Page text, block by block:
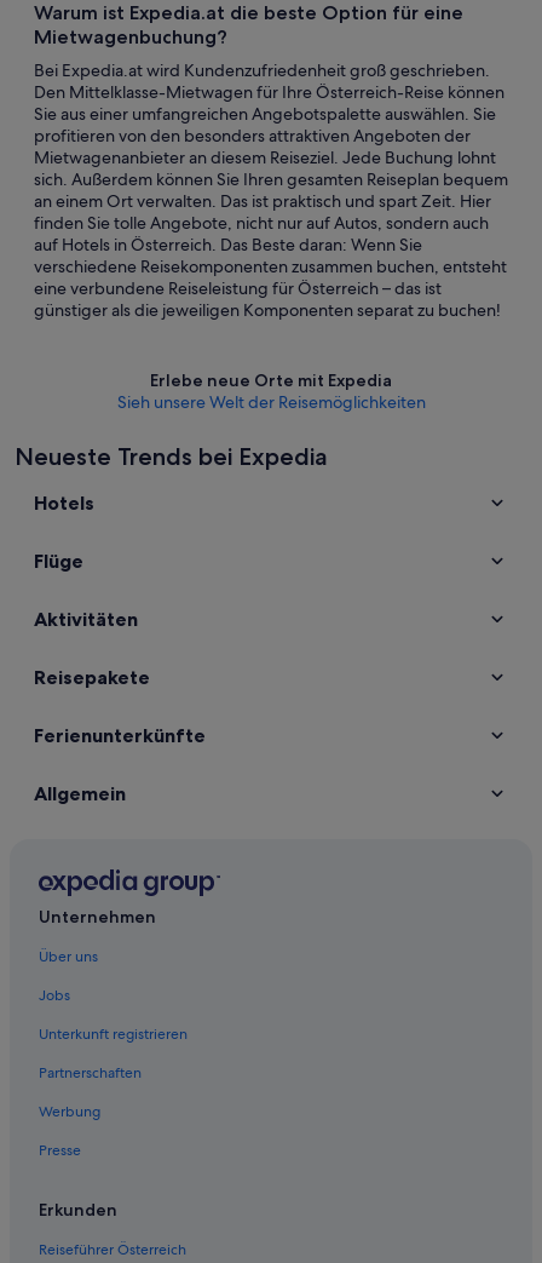
Warum ist Expedia.at die beste Option für eine
Mietwagenbuchung?
Bei Expedia.at wird Kundenzufriedenheit groß geschrieben.
Den Mittelklasse-Mietwagen für Ihre Österreich-Reise können
Sie aus einer umfangreichen Angebotspalette auswählen. Sie
profitieren von den besonders attraktiven Angeboten der
Mietwagenanbieter an diesem Reiseziel. Jede Buchung lohnt
sich. Außerdem können Sie Ihren gesamten Reiseplan bequem
an einem Ort verwalten. Das ist praktisch und spart Zeit. Hier
finden Sie tolle Angebote, nicht nur auf Autos, sondern auch
auf Hotels in Österreich. Das Beste daran: Wenn Sie
verschiedene Reisekomponenten zusammen buchen, entsteht
eine verbundene Reiseleistung für Österreich – das ist
günstiger als die jeweiligen Komponenten separat zu buchen!
Erlebe neue Orte mit Expedia
Sieh unsere Welt der Reisemöglichkeiten
Neueste Trends bei Expedia
Hotels
Flüge
Aktivitäten
Reisepakete
Ferienunterkünfte
Allgemein
Unternehmen
Über uns
Jobs
Unterkunft registrieren
Partnerschaften
Werbung
Presse
Erkunden
Reiseführer Österreich